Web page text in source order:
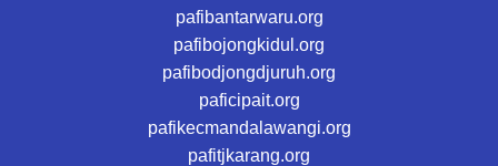
pafibantarwaru.org
pafibojongkidul.org
pafibodjongdjuruh.org
paficipait.org
pafikecmandalawangi.org
pafitjkarang.org